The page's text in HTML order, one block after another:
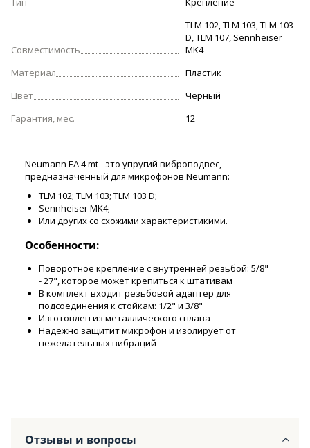
Совместимость
TLM 102, TLM 103, TLM 103
D, TLM 107, Sennheiser
MK4
Материал
Пластик
Цвет
Черный
Гарантия, мес.
12
Neumann EA 4 mt - это упругий виброподвес,
предназначенный для микрофонов Neumann:
TLM 102; TLM 103; TLM 103 D;
Sennheiser MK4;
Или других со схожими характеристикими.
Особенности:
Поворотное крепление с внутренней резьбой: 5/8"
- 27", которое может крепиться к штативам
В комплект входит резьбовой адаптер для
подсоединения к стойкам: 1/2" и 3/8"
Изготовлен из металлического сплава
Надежно защитит микрофон и изолирует от
нежелательных вибраций
Отзывы и вопросы